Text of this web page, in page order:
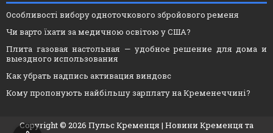
Особливості вибору одноточкового збройового ременя
Чи варто їхати за медичною освітою у США?
Плита газовая настольная — удобное решение для дома и
выездного использования
Как убрать надпись активация виндовс
Кому пропонують найбільшу зарплату на Кременеччині?
Copyright © 2026 Пульс Кременця | Новини Кременця та